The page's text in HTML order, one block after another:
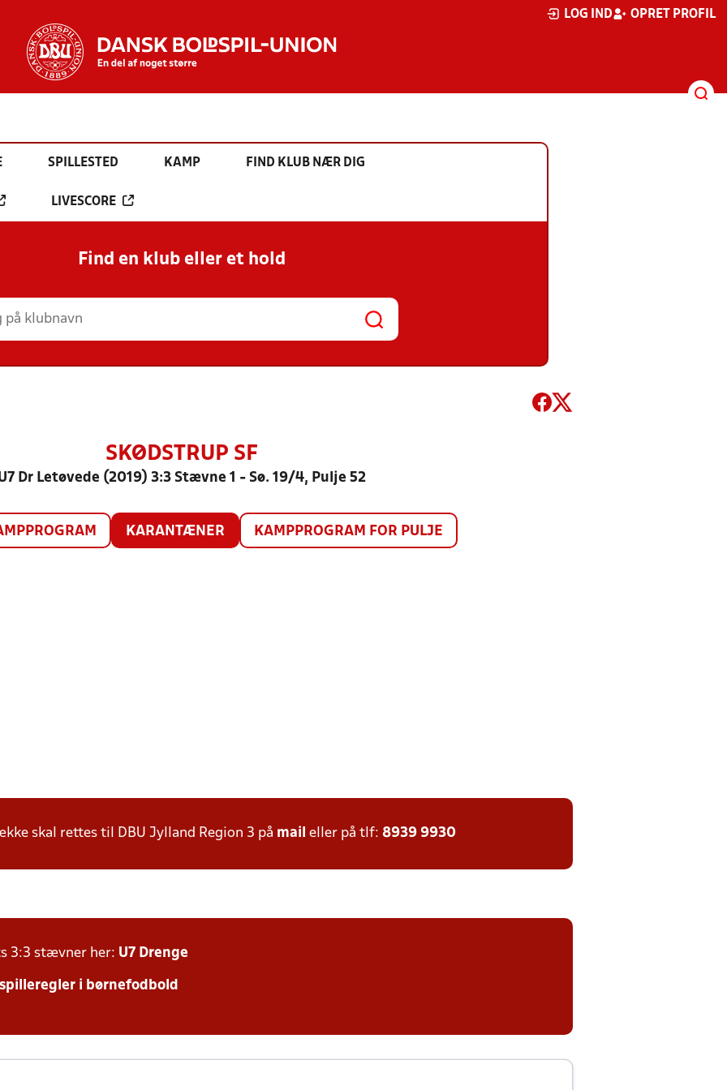
LOG IND OPRET PROFIL
SPILLESTED KAMP FIND KLUB NÆR DIG
LIVESCORE
Find en klub eller et hold
SKØDSTRUP SF
Dr Letøvede (2019) 3:3 Stævne 1 - Sø. 19/4, Pulje 52
KARANTÆNER KAMPPROGRAM FOR PULJE
skal rettes til DBU Jylland Region 3 på mail eller på tlf: 8939 9930
3:3 stævner her: U7 Drenge
i børnefodbold